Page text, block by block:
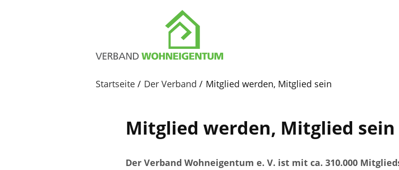
Startseite Der Verband Mitglied werden, Mitglied sein
Mitglied werden, Mitglied sein
Der Verband Wohneigentum e. V. ist mit ca. 310.000